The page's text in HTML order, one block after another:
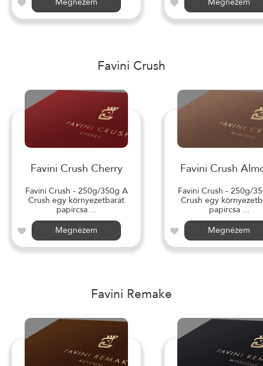
Favini Crush
Favini Crush Cherry
Favini Crush - 250g/350g A
Crush egy környezetbarát
papírcsa ...
Megnézem
Favini Crush
Favini Crush - 250g/
Crush egy
papírcsa ...
Megnézem
Favini Remake